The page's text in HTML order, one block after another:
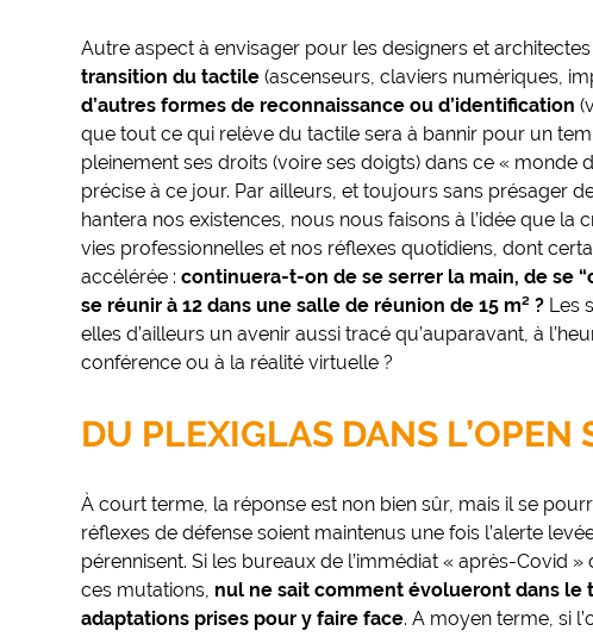
Autre aspect à envisager pour les designers et
transition du tactile (ascenseurs, claviers numériques,
d’autres formes de reconnaissance ou d’identification
que tout ce qui relève du tactile sera à bannir pour un
pleinement ses droits (voire ses doigts) dans ce « monde
précise à ce jour. Par ailleurs, et toujours sans présager
hantera nos existences, nous nous faisons à l’idée que
vies professionnelles et nos réflexes quotidiens, dont
accélérée : continuera-t-on de se serrer la main, de se
se réunir à 12 dans une salle de réunion de 15 m² ? Les
elles d’ailleurs un avenir aussi tracé qu’auparavant, à
conférence ou à la réalité virtuelle ?
DU PLEXIGLAS DANS L’OPEN
À court terme, la réponse est non bien sûr, mais il se
réflexes de défense soient maintenus une fois l’alerte
pérennisent. Si les bureaux de l’immédiat « après-Covid
ces mutations, nul ne sait comment évolueront dans
adaptations prises pour y faire face. A moyen terme, si